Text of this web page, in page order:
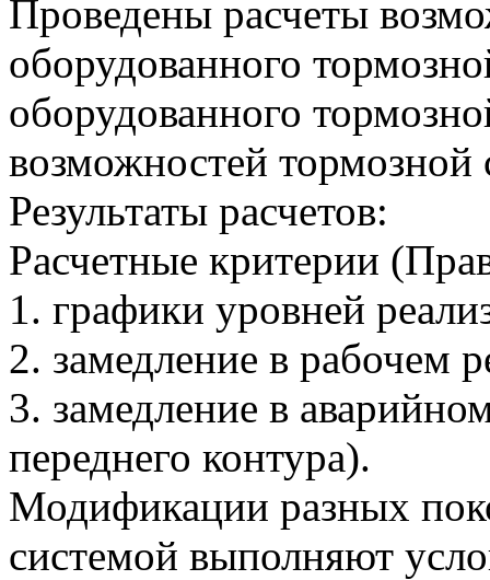
Проведены расчеты
оборудованного
оборудованного
возможностей тормозной
Результаты расчетов:
Расчетные критерии
1. графики уровней
2. замедление в рабочем
3. замедление в
переднего контура).
Модификации разных
системой выполняют